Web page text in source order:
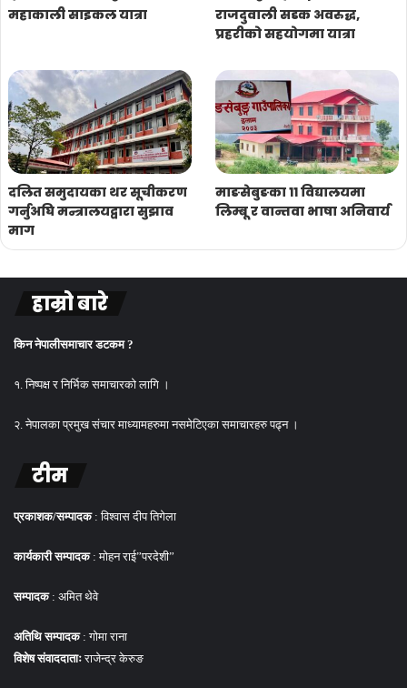
महाकाली साइकल यात्रा
राजदुवाली सडक अवरुद्ध,
प्रहरीको सहयोगमा यात्रा
दलित समुदायका थर सूचीकरण
गर्नुअघि मन्त्रालयद्वारा सुझाव
माग
माङसेबुङका ११ विद्यालयमा
लिम्बू र वान्तवा भाषा अनिवार्य
हाम्रो बारे
किन नेपालीसमाचार डटकम ?
१. निष्पक्ष र निर्भिक समाचारको लागि ।
२. नेपालका प्रमुख संचार माध्यामहरुमा नसमेटिएका समाचारहरु पढ्न ।
टीम
प्रकाशक/सम्पादक : विश्वास दीप तिगेला
कार्यकारी सम्पादक: मोहन राई”परदेशी”
सम्पादक: अमित थेवे
अतिथि सम्पादक: गोमा राना
विशेष संवाददाताःराजेन्द्र केरुङ